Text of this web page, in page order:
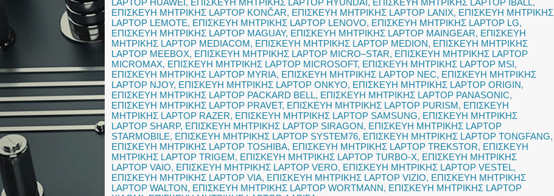
LAPTOP HUAWEI, ΕΠΙΣΚΕΥΗ ΜΗΤΡΙΚΗΣ LAPTOP HYUNDAI, ΕΠΙΣΚΕΥΗ ΜΗΤΡΙΚΗΣ LAPTOP IBALL,
ΕΠΙΣΚΕΥΗ ΜΗΤΡΙΚΗΣ LAPTOP KONČAR, ΕΠΙΣΚΕΥΗ ΜΗΤΡΙΚΗΣ LAPTOP LANIX, ΕΠΙΣΚΕΥΗ ΜΗΤΡΙΚΗΣ
LAPTOP LEMOTE, ΕΠΙΣΚΕΥΗ ΜΗΤΡΙΚΗΣ LAPTOP LENOVO, ΕΠΙΣΚΕΥΗ ΜΗΤΡΙΚΗΣ LAPTOP LG,
ΕΠΙΣΚΕΥΗ ΜΗΤΡΙΚΗΣ LAPTOP MAGUAY, ΕΠΙΣΚΕΥΗ ΜΗΤΡΙΚΗΣ LAPTOP MAINGEAR, ΕΠΙΣΚΕΥΗ
ΜΗΤΡΙΚΗΣ LAPTOP MEDIACOM, ΕΠΙΣΚΕΥΗ ΜΗΤΡΙΚΗΣ LAPTOP MEDION, ΕΠΙΣΚΕΥΗ ΜΗΤΡΙΚΗΣ
LAPTOP MEEBOX, ΕΠΙΣΚΕΥΗ ΜΗΤΡΙΚΗΣ LAPTOP MICRO–STAR, ΕΠΙΣΚΕΥΗ ΜΗΤΡΙΚΗΣ LAPTOP
MICROMAX, ΕΠΙΣΚΕΥΗ ΜΗΤΡΙΚΗΣ LAPTOP MICROSOFT, ΕΠΙΣΚΕΥΗ ΜΗΤΡΙΚΗΣ LAPTOP MSI,
ΕΠΙΣΚΕΥΗ ΜΗΤΡΙΚΗΣ LAPTOP MYRIA, ΕΠΙΣΚΕΥΗ ΜΗΤΡΙΚΗΣ LAPTOP NEC, ΕΠΙΣΚΕΥΗ ΜΗΤΡΙΚΗΣ
LAPTOP NJOY, ΕΠΙΣΚΕΥΗ ΜΗΤΡΙΚΗΣ LAPTOP ONKYO, ΕΠΙΣΚΕΥΗ ΜΗΤΡΙΚΗΣ LAPTOP ORIGIN,
ΕΠΙΣΚΕΥΗ ΜΗΤΡΙΚΗΣ LAPTOP PACKARD BELL, ΕΠΙΣΚΕΥΗ ΜΗΤΡΙΚΗΣ LAPTOP PANASONIC,
ΕΠΙΣΚΕΥΗ ΜΗΤΡΙΚΗΣ LAPTOP PRAVET, ΕΠΙΣΚΕΥΗ ΜΗΤΡΙΚΗΣ LAPTOP PURISM, ΕΠΙΣΚΕΥΗ
ΜΗΤΡΙΚΗΣ LAPTOP RAZER, ΕΠΙΣΚΕΥΗ ΜΗΤΡΙΚΗΣ LAPTOP SAMSUNG, ΕΠΙΣΚΕΥΗ ΜΗΤΡΙΚΗΣ
LAPTOP SHARP, ΕΠΙΣΚΕΥΗ ΜΗΤΡΙΚΗΣ LAPTOP SIRAGON, ΕΠΙΣΚΕΥΗ ΜΗΤΡΙΚΗΣ LAPTOP
STARMOBILE, ΕΠΙΣΚΕΥΗ ΜΗΤΡΙΚΗΣ LAPTOP SYSTEM76, ΕΠΙΣΚΕΥΗ ΜΗΤΡΙΚΗΣ LAPTOP TONGFANG,
ΕΠΙΣΚΕΥΗ ΜΗΤΡΙΚΗΣ LAPTOP TOSHIBA, ΕΠΙΣΚΕΥΗ ΜΗΤΡΙΚΗΣ LAPTOP TREKSTOR, ΕΠΙΣΚΕΥΗ
ΜΗΤΡΙΚΗΣ LAPTOP TRIGEM, ΕΠΙΣΚΕΥΗ ΜΗΤΡΙΚΗΣ LAPTOP TURBO-X, ΕΠΙΣΚΕΥΗ ΜΗΤΡΙΚΗΣ
LAPTOP VAIO, ΕΠΙΣΚΕΥΗ ΜΗΤΡΙΚΗΣ LAPTOP VERO, ΕΠΙΣΚΕΥΗ ΜΗΤΡΙΚΗΣ LAPTOP VESTEL,
ΕΠΙΣΚΕΥΗ ΜΗΤΡΙΚΗΣ LAPTOP VIA, ΕΠΙΣΚΕΥΗ ΜΗΤΡΙΚΗΣ LAPTOP VIZIO, ΕΠΙΣΚΕΥΗ ΜΗΤΡΙΚΗΣ
LAPTOP WALTON, ΕΠΙΣΚΕΥΗ ΜΗΤΡΙΚΗΣ LAPTOP WORTMANN, ΕΠΙΣΚΕΥΗ ΜΗΤΡΙΚΗΣ LAPTOP